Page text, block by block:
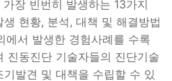
장 빈번히 발생하는 13가지
현황, 분석, 대책 및 해결방법
에서 발생한 경험사례를 수록
진동진단 기술자들의 진단기술
발견 및 대책을 수립할 수 있